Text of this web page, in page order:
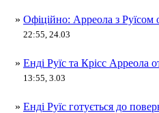
» Офіційно: Арреола з
22:55, 24.03
» Енді Руїс та Крісс Арреола
13:55, 3.03
» Енді Руїс готується до